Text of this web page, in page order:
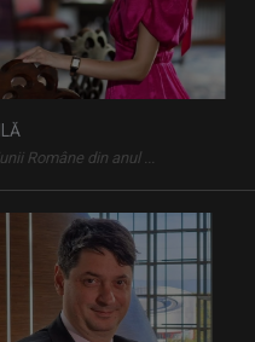
atmosferice: Zeci de
Române din anul ...